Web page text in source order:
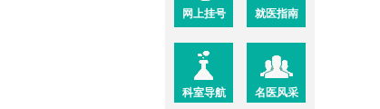
网上挂号 就医指南
科室导航 名医风采